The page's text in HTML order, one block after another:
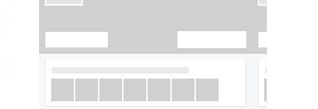
МОБИЛНИ,FEATURED МОБИЛНИ